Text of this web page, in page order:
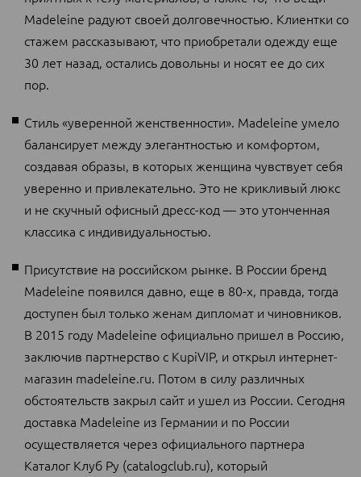
Madeleine радуют своей долговечностью. Клиентки со
стажем рассказывают, что приобретали одежду еще
30 лет назад, остались довольны и носят ее до сих
пор.
Стиль «уверенной женственности». Madeleine умело
балансирует между элегантностью и комфортом,
создавая образы, в которых женщина чувствует себя
уверенно и привлекательно. Это не крикливый люкс
и не скучный офисный дресс-код — это утонченная
классика с индивидуальностью.
Присутствие на российском рынке. В России бренд
Madeleine появился давно, еще в 80-х, правда, тогда
доступен был только женам дипломат и чиновников.
В 2015 году Madeleine официально пришел в Россию,
заключив партнерство с KupiVIP, и открыл интернет-
магазин madeleine.ru. Потом в силу различных
обстоятельств закрыл сайт и ушел из России. Cегодня
доставка Madeleine из Германии и по России
осуществляется через официального партнера
Каталог Клуб Ру (catalogclub.ru), который